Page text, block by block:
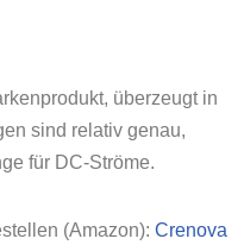
überzeugt in
sind relativ genau,
für DC-Ströme.
(Amazon):Crenova